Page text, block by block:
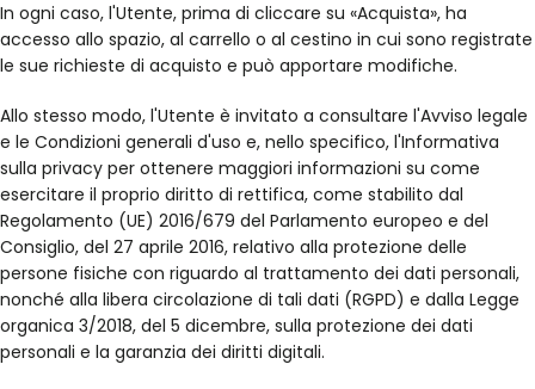
In ogni caso, l'Utente, prima di cliccare su «Acquista», ha
accesso allo spazio, al carrello o al cestino in cui sono registrate
le sue richieste di acquisto e può apportare modifiche.
Allo stesso modo, l'Utente è invitato a consultare l'Avviso legale
e le Condizioni generali d'uso e, nello specifico, l'Informativa
sulla privacy per ottenere maggiori informazioni su come
esercitare il proprio diritto di rettifica, come stabilito dal
Regolamento (UE) 2016/679 del Parlamento europeo e del
Consiglio, del 27 aprile 2016, relativo alla protezione delle
persone fisiche con riguardo al trattamento dei dati personali,
nonché alla libera circolazione di tali dati (RGPD) e dalla Legge
organica 3/2018, del 5 dicembre, sulla protezione dei dati
personali e la garanzia dei diritti digitali.